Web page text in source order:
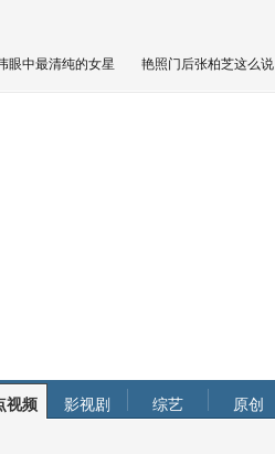
眼中最清纯的女星 艳照门后张柏芝这么说
视频 影视剧 综艺 原创